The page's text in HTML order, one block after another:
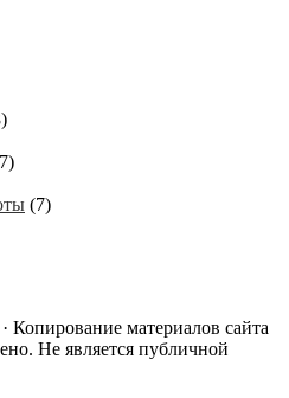
(7)
материалов сайта
Не является публичной